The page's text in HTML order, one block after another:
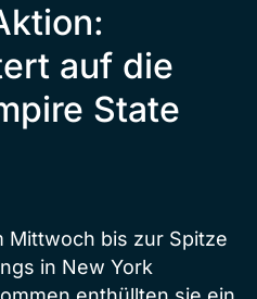
auf die
State
Mittwoch bis zur Spitze
in New York